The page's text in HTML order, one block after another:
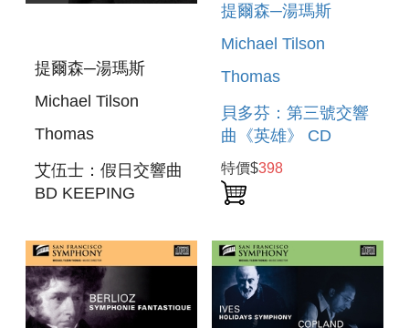
提爾森─湯瑪斯
Michael Tilson
Thomas
艾伍士：假日交響曲
BD KEEPING
HOLIDAYS
SYMPHONY
提爾森─湯瑪斯
Michael Tilson
Thomas
貝多芬：第三號交響
曲《英雄》 CD
BEETHOVEN:
SYMPHONY NO. 3,
EROICA
特價$398